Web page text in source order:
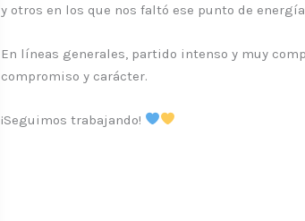
y otros en los que nos faltó ese punto de
En líneas generales, partido intenso y muy
compromiso y carácter.
¡Seguimos trabajando!